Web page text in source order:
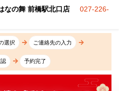
なの舞 前橋駅北口店
027-226-
選択 ご連絡先の入力
予約完了